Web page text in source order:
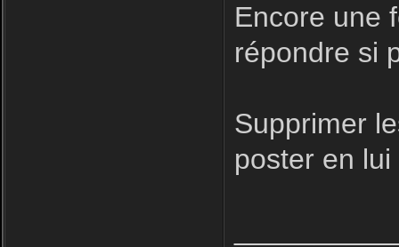
Encore une
répondre si
Supprimer
poster en